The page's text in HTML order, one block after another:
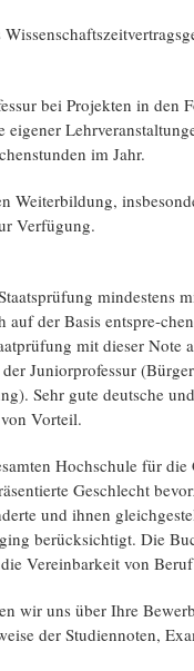
bei Projekten in den
im Jahr.
Weiterbildung,
Verfügung.
mindestens
der Basis entspre-
mit dieser
Juniorprofessur
Sehr gute deutsche
Vorteil.
Hochschule für
Geschlecht
und ihnen
berücksichtigt. Die
Vereinbarkeit von
wir uns über Ihre
der Studiennoten,